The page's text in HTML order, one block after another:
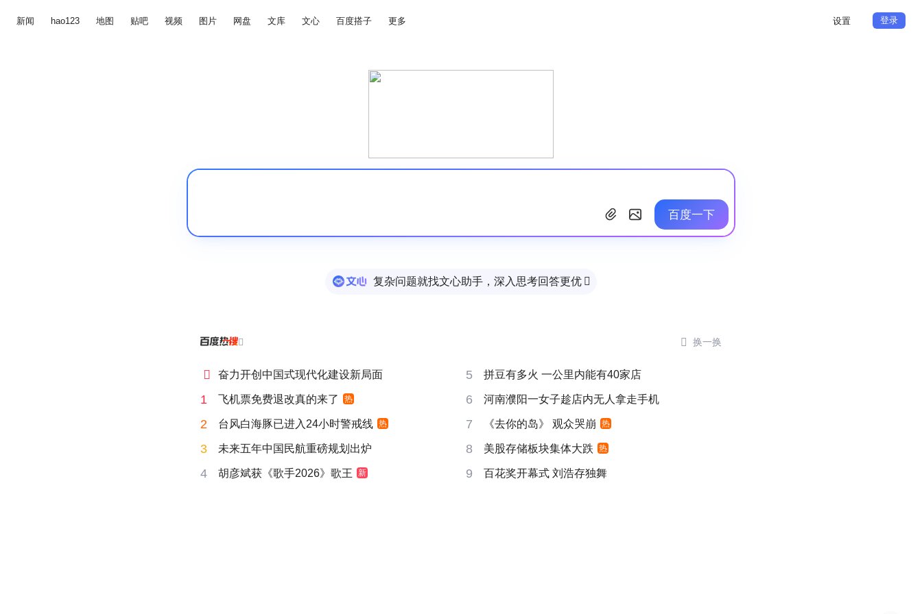
新闻 hao123 地图 贴吧 视频 图片 网盘 文库 文心 百度搭子 更多 设置 登录
百度一下
复杂问题就找文心助手，深入思考回答更优 
  换一换
 奋力开创中国式现代化建设新局面 5 拼豆有多火 一公里内能有40家店
1 飞机票免费退改真的来了 热 6 河南濮阳一女子趁店内无人拿走手机
2 台风白海豚已进入24小时警戒线 热 7 《去你的岛》 观众哭崩 热
3 未来五年中国民航重磅规划出炉 8 美股存储板块集体大跌 热
4 胡彦斌获《歌手2026》歌王 新 9 百花奖开幕式 刘浩存独舞